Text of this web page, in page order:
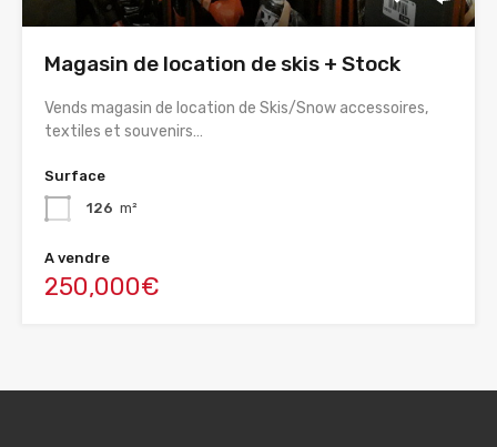
Magasin de location de skis + Stock
Vends magasin de location de Skis/Snow accessoires,
textiles et souvenirs…
Surface
126 m²
A vendre
250,000€